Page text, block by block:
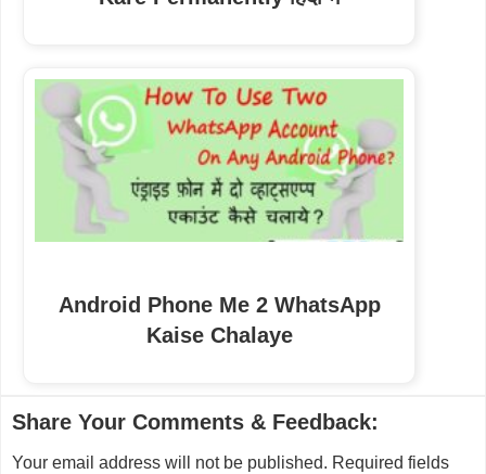
Android Phone Me 2 WhatsApp
Kaise Chalaye
Reader
Share Your Comments & Feedback:
Your email address will not be published. Required fields